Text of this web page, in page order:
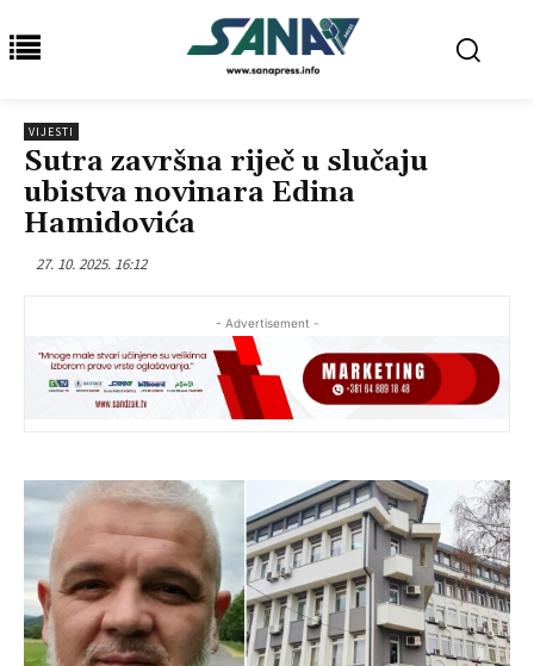
VIJESTI
Sutra završna riječ u slučaju
ubistva novinara Edina
Hamidovića
27. 10. 2025. 16:12
- Advertisement -